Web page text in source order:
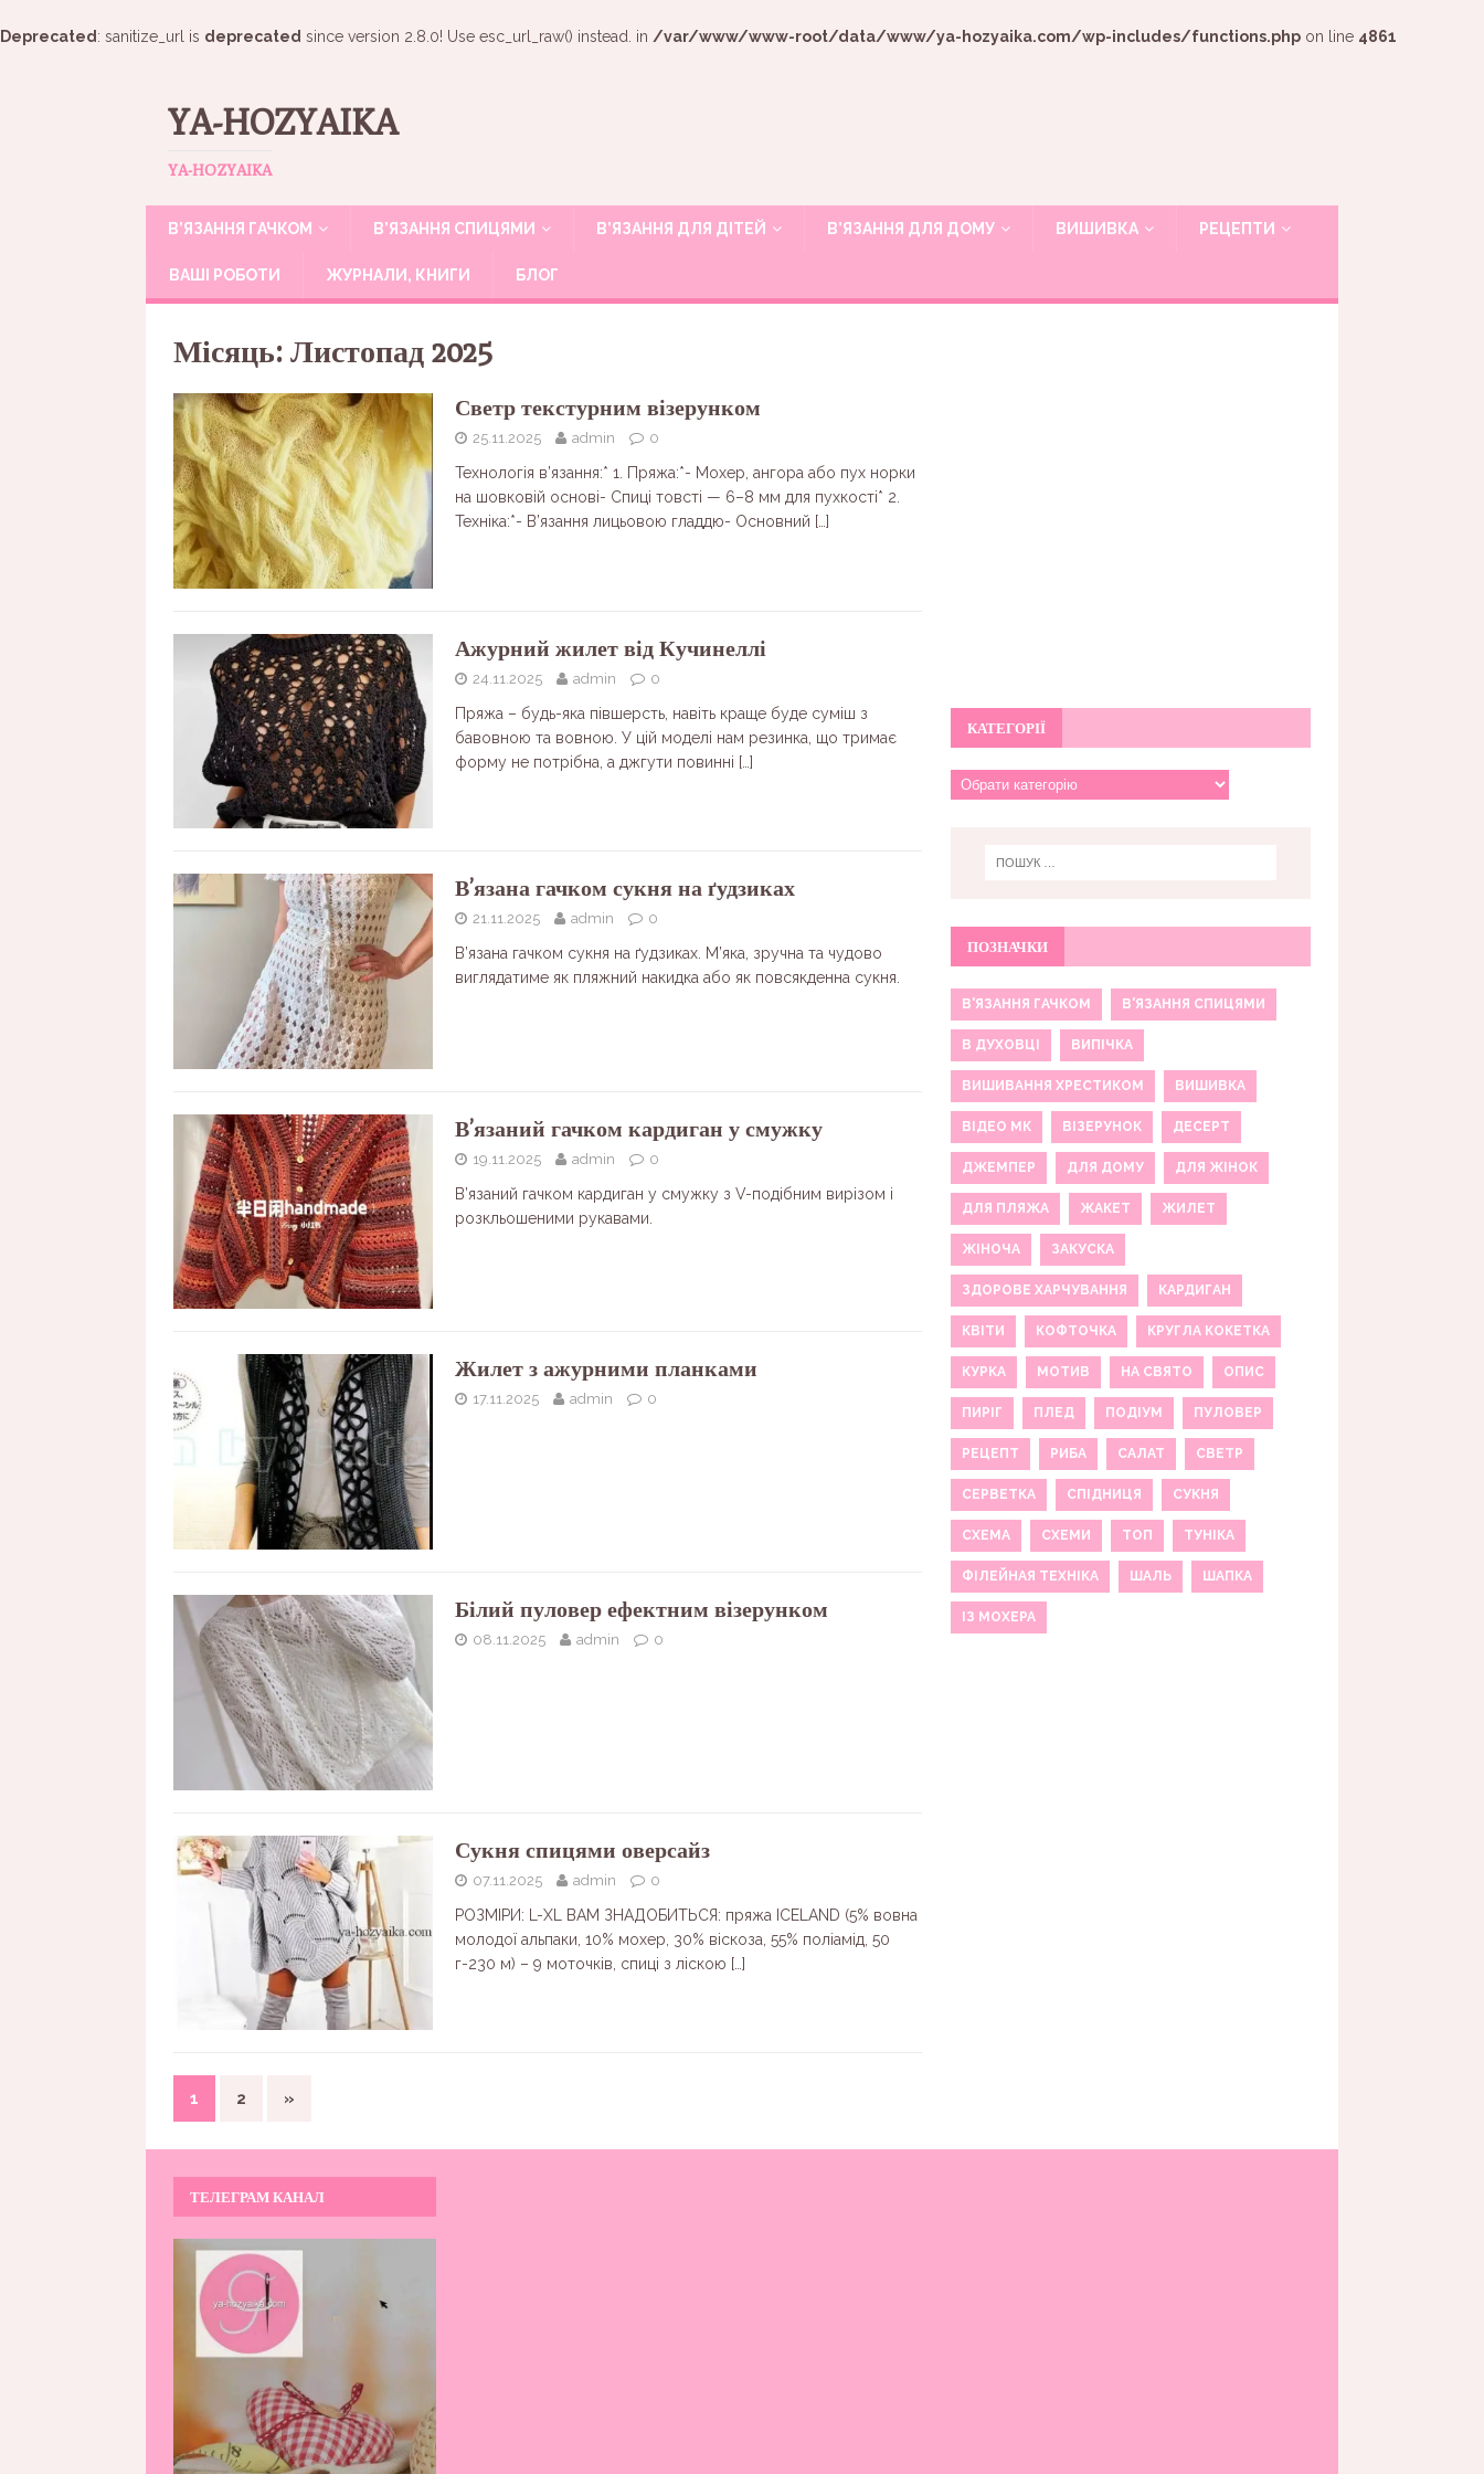
Deprecated : sanitize_url is deprecated since version 2.8.0! Use esc_url_raw() instead. in /var/www/www-root/data/www/ya-hozyaika.com/wp-includes/functions.php on line 4861
YA-HOZYAIKA
YA-HOZYAIKA
В’ЯЗАННЯ ГАЧКОМ В’ЯЗАННЯ СПИЦЯМИ В’ЯЗАННЯ ДЛЯ ДІТЕЙ В’ЯЗАННЯ ДЛЯ ДОМУ ВИШИВКА РЕЦЕПТИ
ВАШІ РОБОТИ ЖУРНАЛИ, КНИГИ БЛОГ
Місяць: Листопад 2025
Светр текстурним візерунком
25.11.2025 admin 0
Технологія в’язання:* 1. Пряжа:*- Мохер, ангора або пух норки
на шовковій основі- Спиці товсті — 6–8 мм для пухкості* 2.
Техніка:*- В’язання лицьовою гладдю- Основний […]
Ажурний жилет від Кучинеллі
24.11.2025 admin 0
Пряжа – будь-яка півшерсть, навіть краще буде суміш з
бавовною та вовною. У цій моделі нам резинка, що тримає
форму не потрібна, а джгути повинні […]
В’язана гачком сукня на ґудзиках
21.11.2025 admin 0
В’язана гачком сукня на ґудзиках. М’яка, зручна та чудово
виглядатиме як пляжний накидка або як повсякденна сукня.
В’язаний гачком кардиган у смужку
19.11.2025 admin 0
В’язаний гачком кардиган у смужку з V-подібним вирізом і
розкльошеними рукавами.
Жилет з ажурними планками
17.11.2025 admin 0
Білий пуловер ефектним візерунком
08.11.2025 admin 0
Сукня спицями оверсайз
07.11.2025 admin 0
РОЗМІРИ: L-XL ВАМ ЗНАДОБИТЬСЯ: пряжа ICELAND (5% вовна
молодої альпаки, 10% мохер, 30% віскоза, 55% поліамід, 50
г-230 м) – 9 моточків, спиці з ліскою […]
1 2 »
КАТЕГОРІЇ
ПОЗНАЧКИ
В'ЯЗАННЯ ГАЧКОМ В'ЯЗАННЯ СПИЦЯМИ
В ДУХОВЦІ ВИПІЧКА
ВИШИВАННЯ ХРЕСТИКОМ ВИШИВКА
ВІДЕО МК ВІЗЕРУНОК ДЕСЕРТ
ДЖЕМПЕР ДЛЯ ДОМУ ДЛЯ ЖІНОК
ДЛЯ ПЛЯЖА ЖАКЕТ ЖИЛЕТ
ЖІНОЧА ЗАКУСКА
ЗДОРОВЕ ХАРЧУВАННЯ КАРДИГАН
КВІТИ КОФТОЧКА КРУГЛА КОКЕТКА
КУРКА МОТИВ НА СВЯТО ОПИС
ПИРІГ ПЛЕД ПОДІУМ ПУЛОВЕР
РЕЦЕПТ РИБА САЛАТ СВЕТР
СЕРВЕТКА СПІДНИЦЯ СУКНЯ
СХЕМА СХЕМИ ТОП ТУНІКА
ФІЛЕЙНАЯ ТЕХНІКА ШАЛЬ ШАПКА
ІЗ МОХЕРА
ТЕЛЕГРАМ КАНАЛ